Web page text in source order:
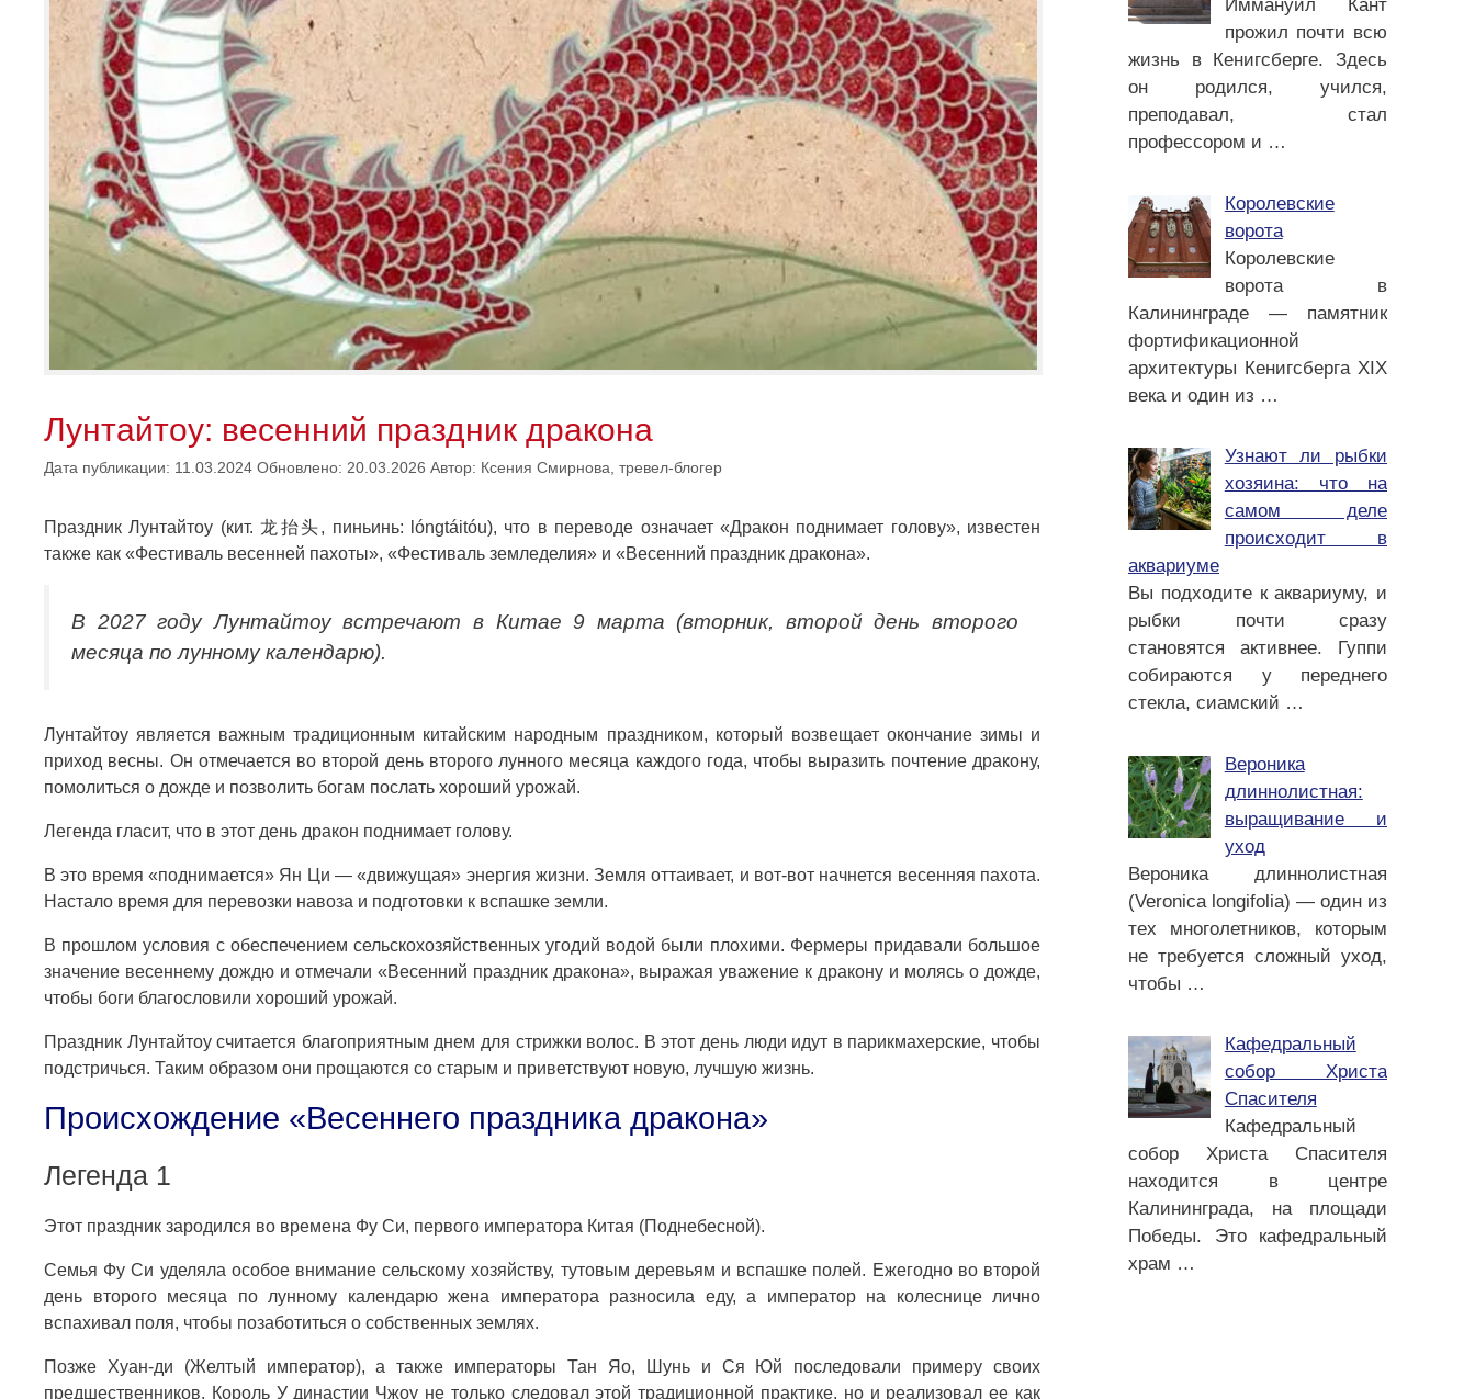
Лунтайтоу: весенний праздник дракона
Дата публикации: 11.03.2024 Обновлено: 20.03.2026 Автор: Ксения Смирнова, тревел-блогер
Праздник Лунтайтоу (кит. 龙抬头, пиньинь: lóngtáitóu), что в переводе означает «Дракон поднимает голову», известен
также как «Фестиваль весенней пахоты», «Фестиваль земледелия» и «Весенний праздник дракона».
В 2027 году Лунтайтоу встречают в Китае 9 марта (вторник, второй день второго
месяца по лунному календарю).
Лунтайтоу является важным традиционным китайским народным праздником, который возвещает окончание зимы и
приход весны. Он отмечается во второй день второго лунного месяца каждого года, чтобы выразить почтение дракону,
помолиться о дожде и позволить богам послать хороший урожай.
Легенда гласит, что в этот день дракон поднимает голову.
В это время «поднимается» Ян Ци — «движущая» энергия жизни. Земля оттаивает, и вот-вот начнется весенняя пахота.
Настало время для перевозки навоза и подготовки к вспашке земли.
В прошлом условия с обеспечением сельскохозяйственных угодий водой были плохими. Фермеры придавали большое
значение весеннему дождю и отмечали «Весенний праздник дракона», выражая уважение к дракону и молясь о дожде,
чтобы боги благословили хороший урожай.
Праздник Лунтайтоу считается благоприятным днем ​​для стрижки волос. В этот день люди идут в парикмахерские, чтобы
подстричься. Таким образом они прощаются со старым и приветствуют новую, лучшую жизнь.
Происхождение «Весеннего праздника дракона»
Легенда 1
Этот праздник зародился во времена Фу Си, первого императора Китая (Поднебесной).
Семья Фу Си уделяла особое внимание сельскому хозяйству, тутовым деревьям и вспашке полей. Ежегодно во второй
день второго месяца по лунному календарю жена императора разносила еду, а император на колеснице лично
вспахивал поля, чтобы позаботиться о собственных землях.
Позже Хуан-ди (Желтый император), а также императоры Тан Яо, Шунь и Ся Юй последовали примеру своих
предшественников. Король У династии Чжоу не только следовал этой традиционной практике, но и реализовал ее как
Иммануил Кант
прожил почти всю
жизнь в Кенигсберге. Здесь
он родился, учился,
преподавал, стал
профессором и …
Королевские
ворота
Королевские
ворота в
Калининграде — памятник
фортификационной
архитектуры Кенигсберга XIX
века и один из …
Узнают ли рыбки
хозяина: что на
самом деле
происходит в
аквариуме
Вы подходите к аквариуму, и
рыбки почти сразу
становятся активнее. Гуппи
собираются у переднего
стекла, сиамский …
Вероника
длиннолистная:
выращивание и
уход
Вероника длиннолистная
(Veronica longifolia) — один из
тех многолетников, которым
не требуется сложный уход,
чтобы …
Кафедральный
собор Христа
Спасителя
Кафедральный
собор Христа Спасителя
находится в центре
Калининграда, на площади
Победы. Это кафедральный
храм …